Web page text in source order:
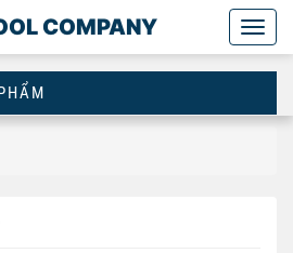
COMPANY